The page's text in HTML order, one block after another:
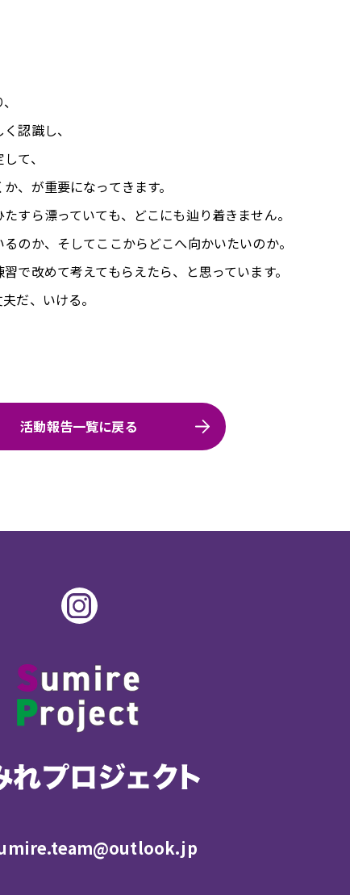
認識し、
て、
、が重要になってきます。
すら漂っていても、どこにも辿り着きません。
のか、そしてここからどこへ向かいたいのか。
で改めて考えてもらえたら、と思っています。
だ、いける。
活動報告一覧に戻る